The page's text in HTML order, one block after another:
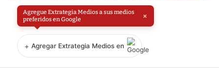
Agregue Extrategia Medios a sus medios
preferidos en Google
×
+ Agregar Extrategia Medios en